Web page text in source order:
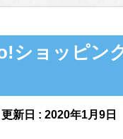
ショッピン
更新日 : 2020年1月9日